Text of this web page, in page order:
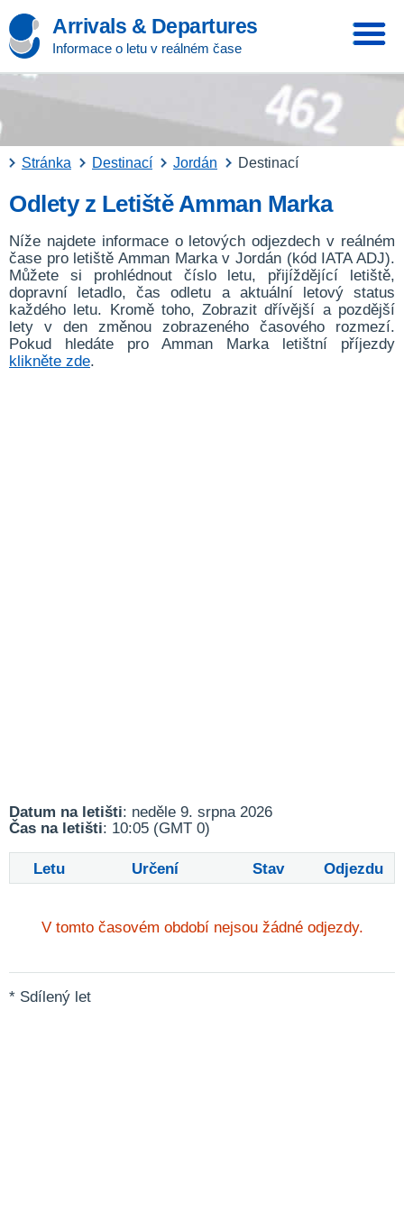
Arrivals & Departures
Informace o letu v reálném čase
Stránka Destinací Jordán Destinací
Odlety z Letiště Amman Marka
Níže najdete informace o letových odjezdech v reálném
čase pro letiště Amman Marka v Jordán (kód IATA ADJ).
Můžete si prohlédnout číslo letu, přijíždějící letiště,
dopravní letadlo, čas odletu a aktuální letový status
každého letu. Kromě toho, Zobrazit dřívější a pozdější
lety v den změnou zobrazeného časového rozmezí.
Pokud hledáte pro Amman Marka letištní příjezdy
klikněte zde.
Datum na letišti: neděle 9. srpna 2026
Čas na letišti: 10:05 (GMT 0)
Letu Určení Stav Odjezdu
V tomto časovém období nejsou žádné odjezdy.
* Sdílený let